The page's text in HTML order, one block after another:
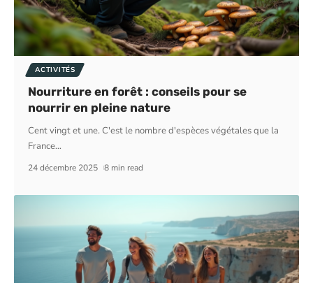
ACTIVITÉS
Nourriture en forêt : conseils pour se
nourrir en pleine nature
Cent vingt et une. C'est le nombre d'espèces végétales que la
France…
24 décembre 2025 8 min read